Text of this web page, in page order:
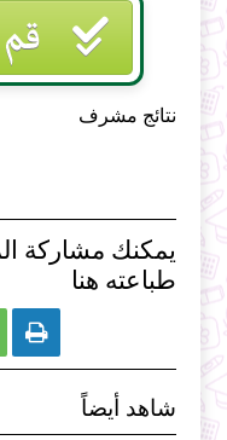
نتائج مشرف
يمكنك مشاركة
طباعته هنا

شاهد أيضاً